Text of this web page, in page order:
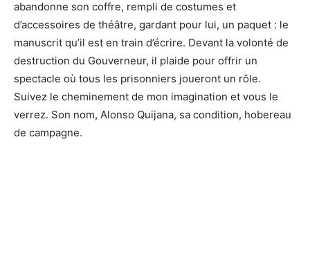
abandonne son coffre, rempli de costumes et
d’accessoires de théâtre, gardant pour lui, un paquet : le
manuscrit qu’il est en train d’écrire. Devant la volonté de
destruction du Gouverneur, il plaide pour offrir un
spectacle où tous les prisonniers joueront un rôle.
Suivez le cheminement de mon imagination et vous le
verrez. Son nom, Alonso Quijana, sa condition, hobereau
de campagne.